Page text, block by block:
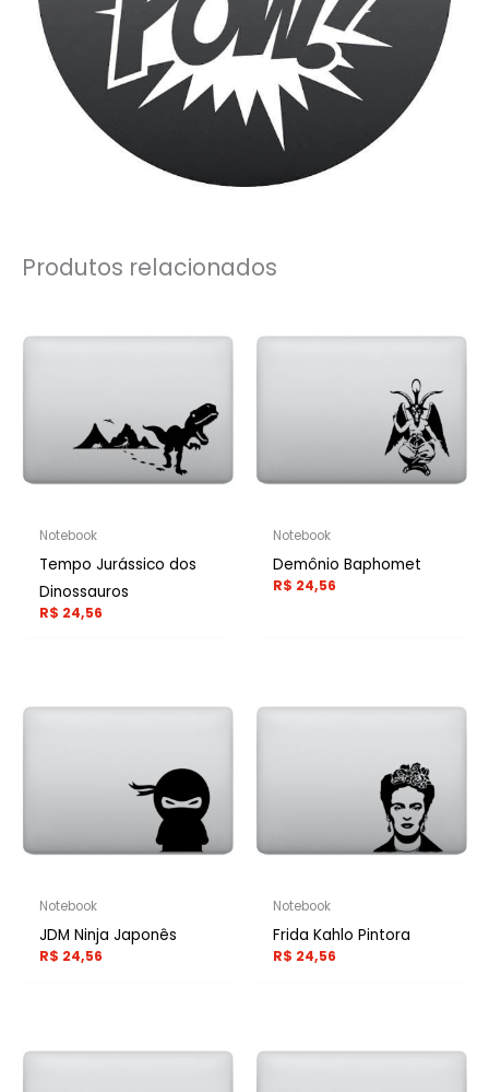
Produtos relacionados
Notebook
Tempo Jurássico dos
Dinossauros
R$ 24,56
Notebook
Demônio Baphomet
R$ 24,56
Notebook
JDM Ninja Japonês
R$ 24,56
Notebook
Frida Kahlo Pintora
R$ 24,56